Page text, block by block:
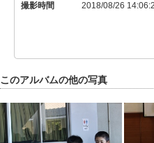
撮影時間
2018/08/26
このアルバムの他の写真